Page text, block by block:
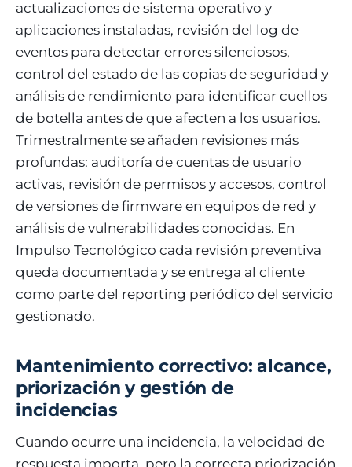
actualizaciones de sistema operativo y
aplicaciones instaladas, revisión del log de
eventos para detectar errores silenciosos,
control del estado de las copias de seguridad y
análisis de rendimiento para identificar cuellos
de botella antes de que afecten a los usuarios.
Trimestralmente se añaden revisiones más
profundas: auditoría de cuentas de usuario
activas, revisión de permisos y accesos, control
de versiones de firmware en equipos de red y
análisis de vulnerabilidades conocidas. En
Impulso Tecnológico cada revisión preventiva
queda documentada y se entrega al cliente
como parte del reporting periódico del servicio
gestionado.
Mantenimiento correctivo: alcance,
priorización y gestión de
incidencias
Cuando ocurre una incidencia, la velocidad de
respuesta importa, pero la correcta priorización